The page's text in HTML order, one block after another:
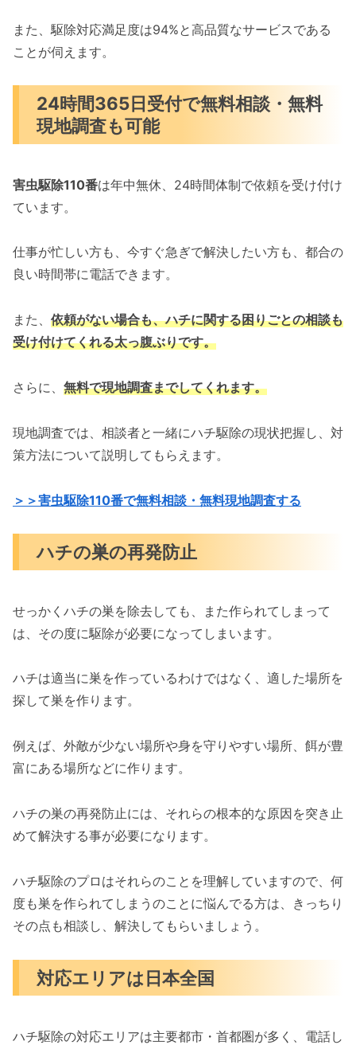
また、駆除対応満足度は94%と高品質なサービスである
ことが伺えます。
24時間365日受付で無料相談・無料
現地調査も可能
害虫駆除110番は年中無休、24時間体制で依頼を受け付け
ています。
仕事が忙しい方も、今すぐ急ぎで解決したい方も、都合の
良い時間帯に電話できます。
また、 依頼がない場合も、ハチに関する困りごとの相談も
受け付けてくれる太っ腹ぶりです。
さらに、 無料で現地調査までしてくれます。
現地調査では、相談者と一緒にハチ駆除の現状把握し、対
策方法について説明してもらえます。
＞＞害虫駆除110番で無料相談・無料現地調査する
ハチの巣の再発防止
せっかくハチの巣を除去しても、また作られてしまって
は、その度に駆除が必要になってしまいます。
ハチは適当に巣を作っているわけではなく、適した場所を
探して巣を作ります。
例えば、外敵が少ない場所や身を守りやすい場所、餌が豊
富にある場所などに作ります。
ハチの巣の再発防止には、それらの根本的な原因を突き止
めて解決する事が必要になります。
ハチ駆除のプロはそれらのことを理解していますので、何
度も巣を作られてしまうのことに悩んでる方は、きっちり
その点も相談し、解決してもらいましょう。
対応エリアは日本全国
ハチ駆除の対応エリアは主要都市・首都圏が多く、電話し